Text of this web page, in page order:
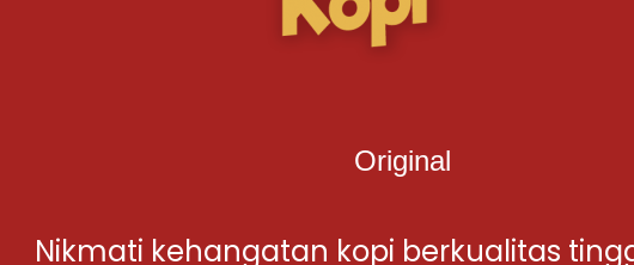
Original
Nikmati kehangatan kopi berkualitas